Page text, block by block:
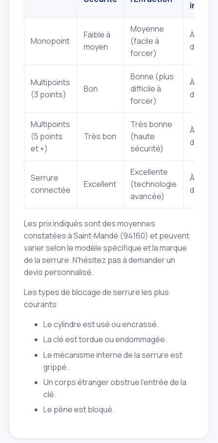
Monopoint
Faible à
moyen
Moyenne
(facile à
forcer)
À partir
de
Multipoints
(3 points)
Bon
Bonne (plus
difficile à
forcer)
À partir
de
Multipoints
(5 points
et +)
Très bon
Très bonne
(haute
sécurité)
À partir
de
Serrure
connectée
Excellent
Excellente
(technologie
avancée)
À partir
de
Les prix indiqués sont des moyennes
constatées à Saint‑Mandé (94160) et peuvent
varier selon le modèle spécifique et la marque
de la serrure. N'hésitez pas à demander un
devis personnalisé.
Les types de blocage de serrure les plus
courants:
Le cylindre est usé ou encrassé.
La clé est tordue ou endommagée.
Le mécanisme interne de la serrure est
grippé.
Un corps étranger obstrue l'entrée de la
clé.
Le pêne est bloqué.